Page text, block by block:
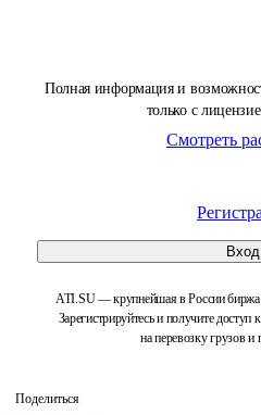
Полная информация и
только с
Смотреть
Вход
ATI.SU — крупнейшая в России биржа
Зарегистрируйтесь и получите доступ
на перевозку грузов и
Поделиться